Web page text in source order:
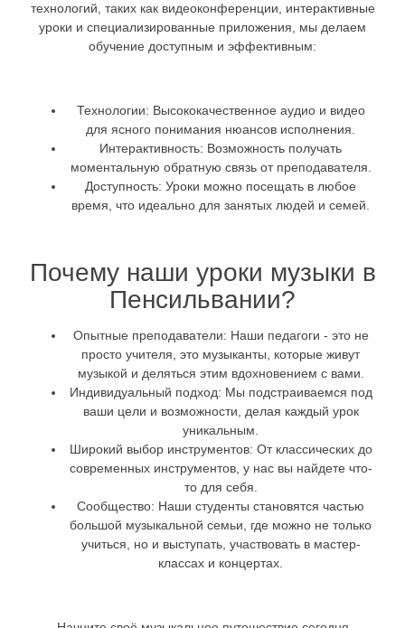
технологий, таких как видеоконференции, интерактивные
уроки и специализированные приложения, мы делаем
обучение доступным и эффективным:
Технологии: Высококачественное аудио и видео
для ясного понимания нюансов исполнения.
Интерактивность: Возможность получать
моментальную обратную связь от преподавателя.
Доступность: Уроки можно посещать в любое
время, что идеально для занятых людей и семей.
Почему наши уроки музыки в
Пенсильвании?
Опытные преподаватели: Наши педагоги - это не
просто учителя, это музыканты, которые живут
музыкой и деляться этим вдохновением с вами.
Индивидуальный подход: Мы подстраиваемся под
ваши цели и возможности, делая каждый урок
уникальным.
Широкий выбор инструментов: От классических до
современных инструментов, у нас вы найдете что-
то для себя.
Сообщество: Наши студенты становятся частью
большой музыкальной семьи, где можно не только
учиться, но и выступать, участвовать в мастер-
классах и концертах.